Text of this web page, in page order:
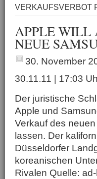
VERKAUFSVERBOT
APPLE WILL
NEUE
30. November
30.11.11 | 17:03
Der juristische
Apple und
Verkauf des
lassen. Der
Düsseldorfer
koreanischen
Rivalen Quelle: